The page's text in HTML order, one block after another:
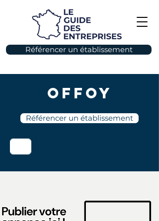
Référencer un établissement
Offoy
Référencer un établissement